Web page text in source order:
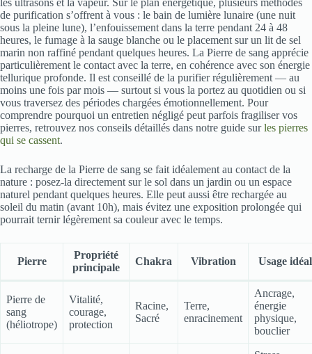
les ultrasons et la vapeur. Sur le plan énergétique, plusieurs méthodes
de purification s’offrent à vous : le bain de lumière lunaire (une nuit
sous la pleine lune), l’enfouissement dans la terre pendant 24 à 48
heures, le fumage à la sauge blanche ou le placement sur un lit de sel
marin non raffiné pendant quelques heures. La Pierre de sang apprécie
particulièrement le contact avec la terre, en cohérence avec son énergie
tellurique profonde. Il est conseillé de la purifier régulièrement — au
moins une fois par mois — surtout si vous la portez au quotidien ou si
vous traversez des périodes chargées émotionnellement. Pour
comprendre pourquoi un entretien négligé peut parfois fragiliser vos
pierres, retrouvez nos conseils détaillés dans notre guide surles pierres
qui se cassent.
La recharge de la Pierre de sang se fait idéalement au contact de la
nature : posez-la directement sur le sol dans un jardin ou un espace
naturel pendant quelques heures. Elle peut aussi être rechargée au
soleil du matin (avant 10h), mais évitez une exposition prolongée qui
pourrait ternir légèrement sa couleur avec le temps.
Pierre
Propriété
principale
Chakra Vibration Usage idéal
Pierre de
sang
(héliotrope)
Vitalité,
courage,
protection
Racine,
Sacré
Terre,
enracinement
Ancrage,
énergie
physique,
bouclier